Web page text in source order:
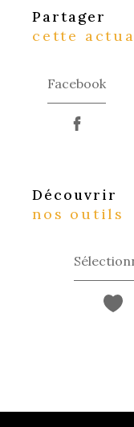
partager
cette
Facebook
découvrir
nos outils